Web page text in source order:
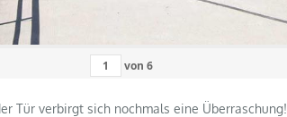
von 6
Tür verbirgt sich nochmals eine Überraschung!